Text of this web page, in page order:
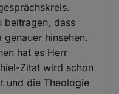
beitragen, dass
hinsehen.
hat es Herr
Zitat wird schon
und die Theologie